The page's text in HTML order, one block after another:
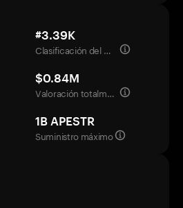
#3.39K
Clasificación del mercado
$0.84M
Valoración totalmente diluida
1B APESTR
Suministro máximo